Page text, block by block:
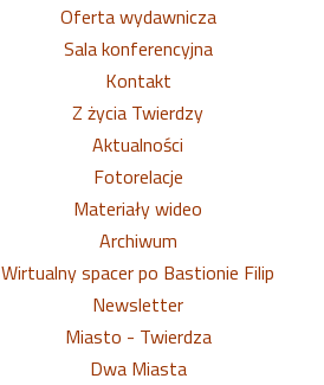
Oferta wydawnicza
Sala konferencyjna
Kontakt
Z życia Twierdzy
Aktualności
Fotorelacje
Materiały wideo
Archiwum
Wirtualny spacer po Bastionie Filip
Newsletter
Miasto - Twierdza
Dwa Miasta